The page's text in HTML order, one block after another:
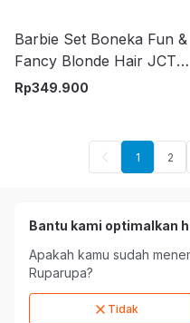
Barbie Set Boneka Fun &
Fancy Blonde Hair JCT72
- Mix
Rp349.900
1 2
Bantu kami optimalkan
Apakah kamu sudah
Ruparupa?
Tidak